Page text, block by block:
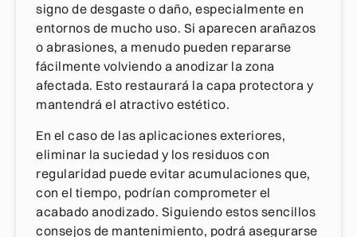
signo de desgaste o daño, especialmente en
entornos de mucho uso. Si aparecen arañazos
o abrasiones, a menudo pueden repararse
fácilmente volviendo a anodizar la zona
afectada. Esto restaurará la capa protectora y
mantendrá el atractivo estético.
En el caso de las aplicaciones exteriores,
eliminar la suciedad y los residuos con
regularidad puede evitar acumulaciones que,
con el tiempo, podrían comprometer el
acabado anodizado. Siguiendo estos sencillos
consejos de mantenimiento, podrá asegurarse